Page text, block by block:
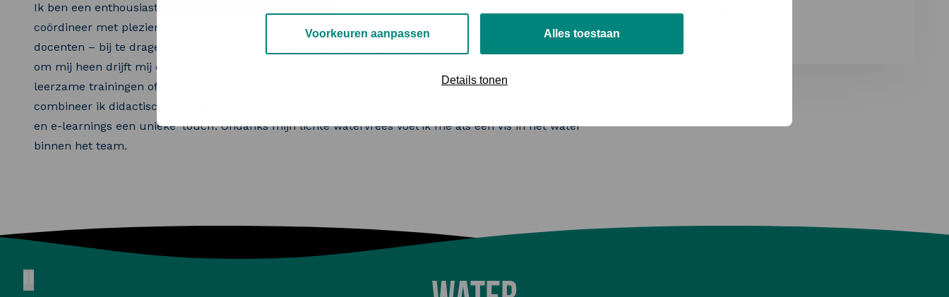
Voorkeuren aanpassen Alles toestaan
Details tonen
Ik ben een enthousiaste aanpakker die energie haalt uit samenwerking en het verbinden van mensen. Ik
coördineer met plezier verschillende projecten en vind het waardevol om – samen met bevlogen
docenten – bij te dragen aan een goed opgeleide watersector. Mijn oneindige fascinatie voor de wereld
om mij heen drijft mij om complexe vraagstukken te doorgronden en te vertalen naar heldere en
leerzame trainingen of e-learnings. Met mijn achtergrond in Communicatie en Multimedia Design
combineer ik didactische uitdagingen met multimediale middelen en storytelling. Zo geef ik trainingen
en e-learnings een unieke ‘touch’. Ondanks mijn lichte watervrees voel ik me als een vis in het water
binnen het team.